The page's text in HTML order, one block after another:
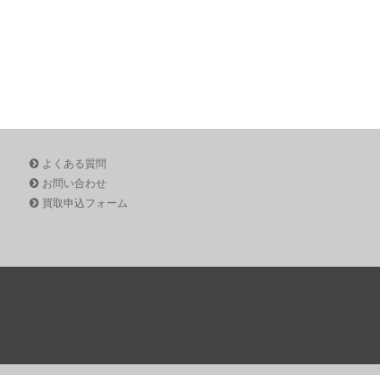
よくある質問
お問い合わせ
買取申込フォーム